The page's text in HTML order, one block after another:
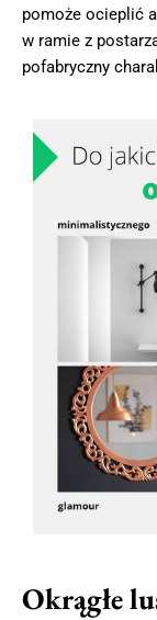
pomoże ocieplić
w ramie z
pofabryczny
Okrągłe